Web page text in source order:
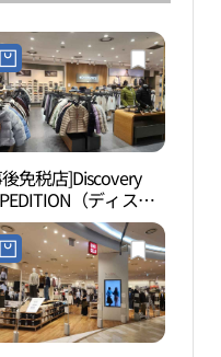
免税店]Discovery
（ディスカ
ーエクスペディショ
・マリオアウトレッ
館店(디스커버리 익스
션 마리오아울렛 2관